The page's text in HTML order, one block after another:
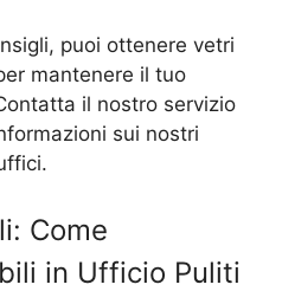
puoi ottenere vetri
mantenere il tuo
il nostro servizio
sui nostri
Come
in Ufficio Puliti